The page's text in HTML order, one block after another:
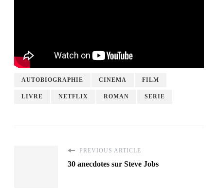
AUTOBIOGRAPHIE CINEMA FILM
LIVRE NETFLIX ROMAN SERIE
PREVIOUS ARTICLE
30 anecdotes sur Steve Jobs